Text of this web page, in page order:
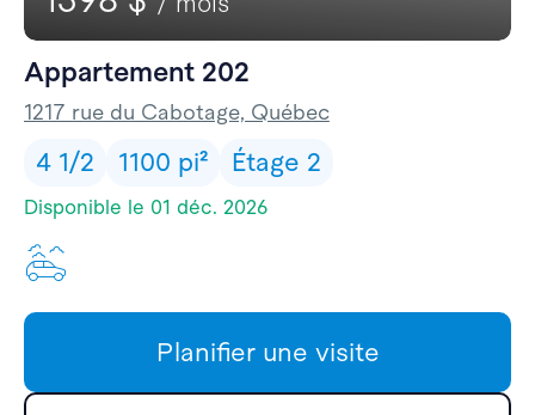
Appartement 202
1217 rue du Cabotage, Québec
4 1/2 1100 pi² Étage 2
Disponible le 01 déc. 2026
Planifier une visite